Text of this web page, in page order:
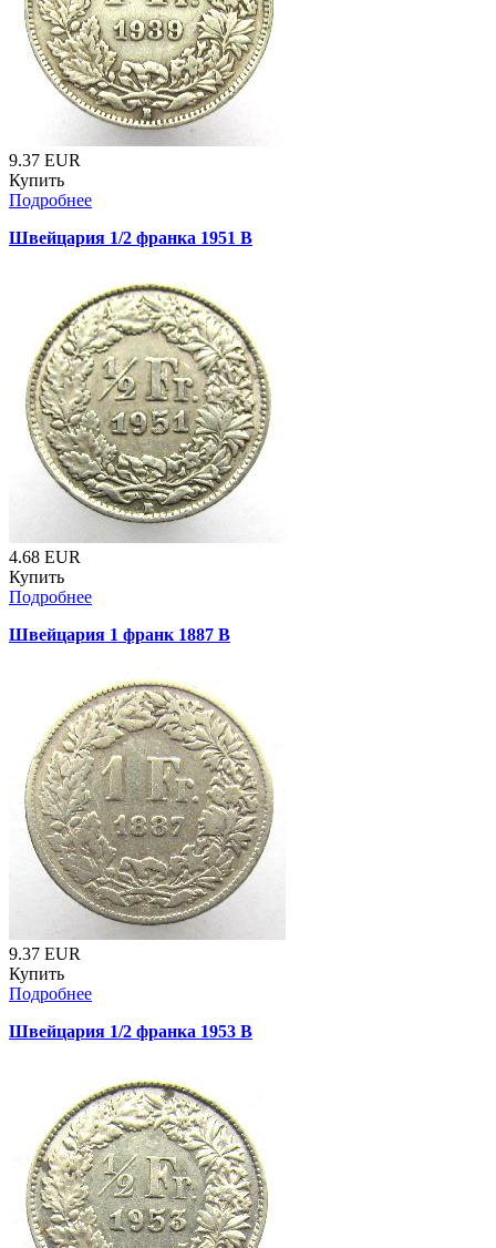
9.37 EUR
Купить
Подробнее
Швейцария 1/2 франка 1951 B
4.68 EUR
Купить
Подробнее
Швейцария 1 франк 1887 B
9.37 EUR
Купить
Подробнее
Швейцария 1/2 франка 1953 B